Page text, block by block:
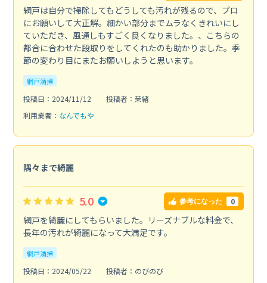
網戸は自分で掃除してもどうしても汚れが残るので、プロ
にお願いして大正解。細かい部分までムラなくきれいにし
ていただき、風通しもすごく良くなりました。、こちらの
都合に合わせた段取りをしてくれたのも助かりました。季
節の変わり目にまたお願いしようと思います。
網戸清掃
投稿日：2024/11/12
投稿者：茉緒
利用業者： なんでもや
隅々まで綺麗
5.0 参考になった 0
網戸を綺麗にしてもらいました。リーズナブルな料金で、
長年の汚れが綺麗になって大満足です。
網戸清掃
投稿日：2024/05/22
投稿者：のびのび